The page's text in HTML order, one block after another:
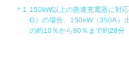
＊1 150kW以上の急速充電器に対
G）の場合、150kW（350A）
の約10％から80％まで約28分